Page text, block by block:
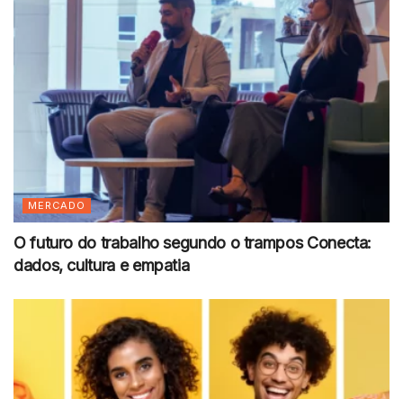
MERCADO
O futuro do trabalho segundo o trampos Conecta:
dados, cultura e empatia